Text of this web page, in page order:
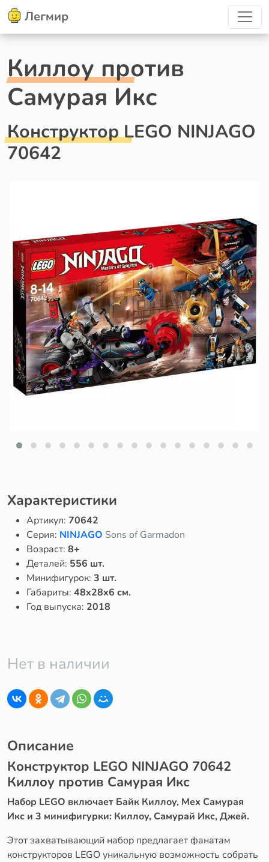
Легмир
Киллоу против
Самурая Икс
Конструктор LEGO NINJAGO
70642
Характеристики
Артикул: 70642
Серия: NINJAGO Sons of Garmadon
Возраст: 8+
Деталей: 556 шт.
Минифигурок: 3 шт.
Габариты: 48x28x6 см.
Год выпуска: 2018
Нет в наличии
Описание
Конструктор LEGO NINJAGO 70642
Киллоу против Самурая Икс
Набор LEGO включает Байк Киллоу, Мех Самурая
Икс и 3 минифигурки: Киллоу, Самурай Икс, Джей.
Этот захватывающий набор предлагает фанатам
конструкторов LEGO уникальную возможность собрать